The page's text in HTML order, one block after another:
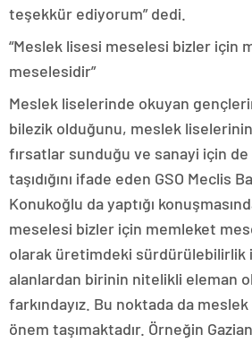
teşekkür ediyorum” dedi.
“Meslek lisesi meselesi bizler için
meselesidir”
Meslek liselerinde okuyan
bilezik olduğunu, meslek
fırsatlar sunduğu ve sanayi için
taşıdığını ifade eden GSO Meclis
Konukoğlu da yaptığı
meselesi bizler için memleket
olarak üretimdeki sürdürülebilirlik
alanlardan birinin nitelikli eleman
farkındayız. Bu noktada da
önem taşımaktadır. Örneğin